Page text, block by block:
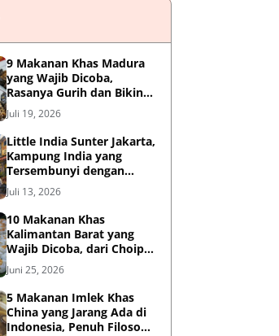
9 Makanan Khas Madura
yang Wajib Dicoba,
Rasanya Gurih dan Bikin
Nagih
Juli 19, 2026
Little India Sunter Jakarta,
Kampung India yang
Tersembunyi dengan
Sejarah Panjang dan
Kuliner Autentik
Juli 13, 2026
10 Makanan Khas
Kalimantan Barat yang
Wajib Dicoba, dari Choipan
hingga Sotong Pangkong
Juni 25, 2026
5 Makanan Imlek Khas
China yang Jarang Ada di
Indonesia, Penuh Filosofi